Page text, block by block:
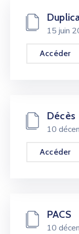
15 juin
Accéder
Décès
10
Accéder
PACS
10